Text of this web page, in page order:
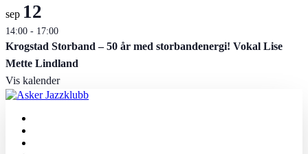
sep 12
14:00 - 17:00
Krogstad Storband – 50 år med storbandenergi! Vokal Lise
Mette Lindland
Vis kalender